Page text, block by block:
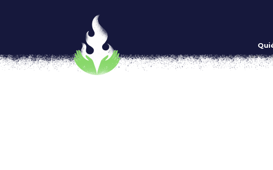
Cacao una riqueza que se debe
por Eve Alcalá González|Ago 24, 2018|Mujeres
El cacao es sabio, te enseña a compartir. Su riqueza